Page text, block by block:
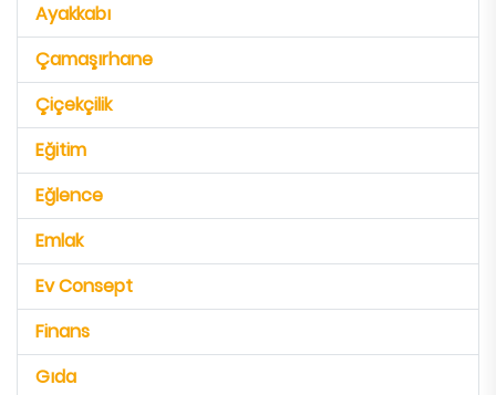
Ayakkabı
Çamaşırhane
Çiçekçilik
Eğitim
Eğlence
Emlak
Ev Consept
Finans
Gıda